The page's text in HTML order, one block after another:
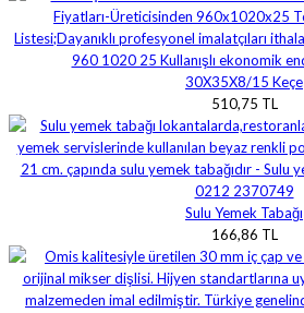
30X35X8/15 Keçe
510,75 TL
Sulu Yemek Tabağı
166,86 TL